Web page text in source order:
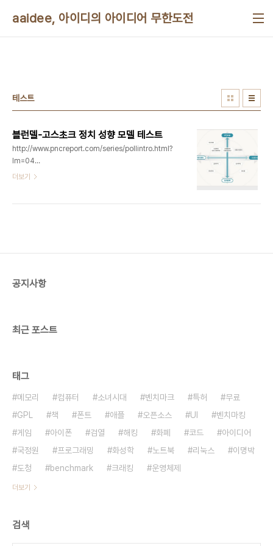
aaidee, 아이디의 아이디어 무한도전
테스트
블런델-고스초크 정치 성향 모델 테스트
http://www.pncreport.com/series/pollintro.html?
lm=04
http://www.pncreport.com/report/issue.html?
선택해 왔던 것임 다만, 민주노동당 지지자들은 이념
더보기
공지사항
최근 포스트
태그
메모리 컴퓨터 소녀시대 벤치마크 특허
무료
GPL
책 폰트 애플 오픈소스 UI
벤치마킹
게임
아이폰 검열 해킹 화폐 코드
아이디어
국정원
프로그래밍 화성학 노트북 리눅스
이명박
도청
benchmark 크래킹 운영체제
더보기
검색